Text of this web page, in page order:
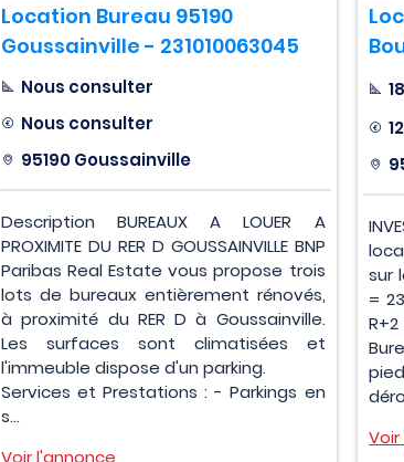
Location Bureau 95190
Goussainville - 231010063045
Nous consulter
Nous consulter
95190 Goussainville
Description BUREAUX A LOUER A
PROXIMITE DU RER D GOUSSAINVILLE BNP
Paribas Real Estate vous propose trois
lots de bureaux entièrement rénovés,
à proximité du RER D à Goussainville.
Les surfaces sont climatisées et
l'immeuble dispose d'un parking.
Services et Prestations : - Parkings en
s...
Voir l'annonce
sur
=